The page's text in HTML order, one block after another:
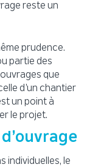
reste un
prudence.
partie des
que
d’un chantier
un point à
le projet.
individuelles, le